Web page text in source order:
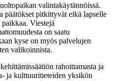
valintakäytännöissä.
päätökset pitkittyvät eikä lapselle
Viestejä
on saatu
kyse on myös palvelujen
valikoinnista.
rahoittamasta ja
ja kulttuuritieteiden yksikön